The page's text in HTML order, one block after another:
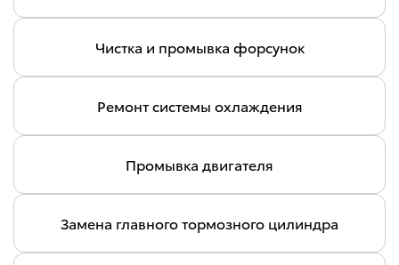
Чистка и промывка форсунок
Ремонт системы охлаждения
Промывка двигателя
Замена главного тормозного цилиндра